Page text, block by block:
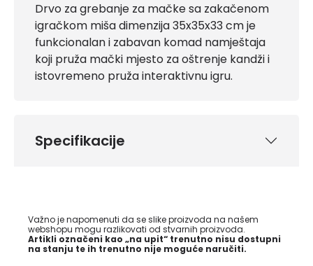
Drvo za grebanje za mačke sa zakačenom
igračkom miša dimenzija 35x35x33 cm je
funkcionalan i zabavan komad namještaja
koji pruža mački mjesto za oštrenje kandži i
istovremeno pruža interaktivnu igru.
Specifikacije
Važno je napomenuti da se slike proizvoda na našem
webshopu mogu razlikovati od stvarnih proizvoda.
Artikli označeni kao „na upit“ trenutno nisu dostupni
na stanju te ih trenutno nije moguće naručiti.